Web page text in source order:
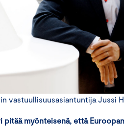
vastuullisuusasiantuntija Jussi
pitää myönteisenä, että